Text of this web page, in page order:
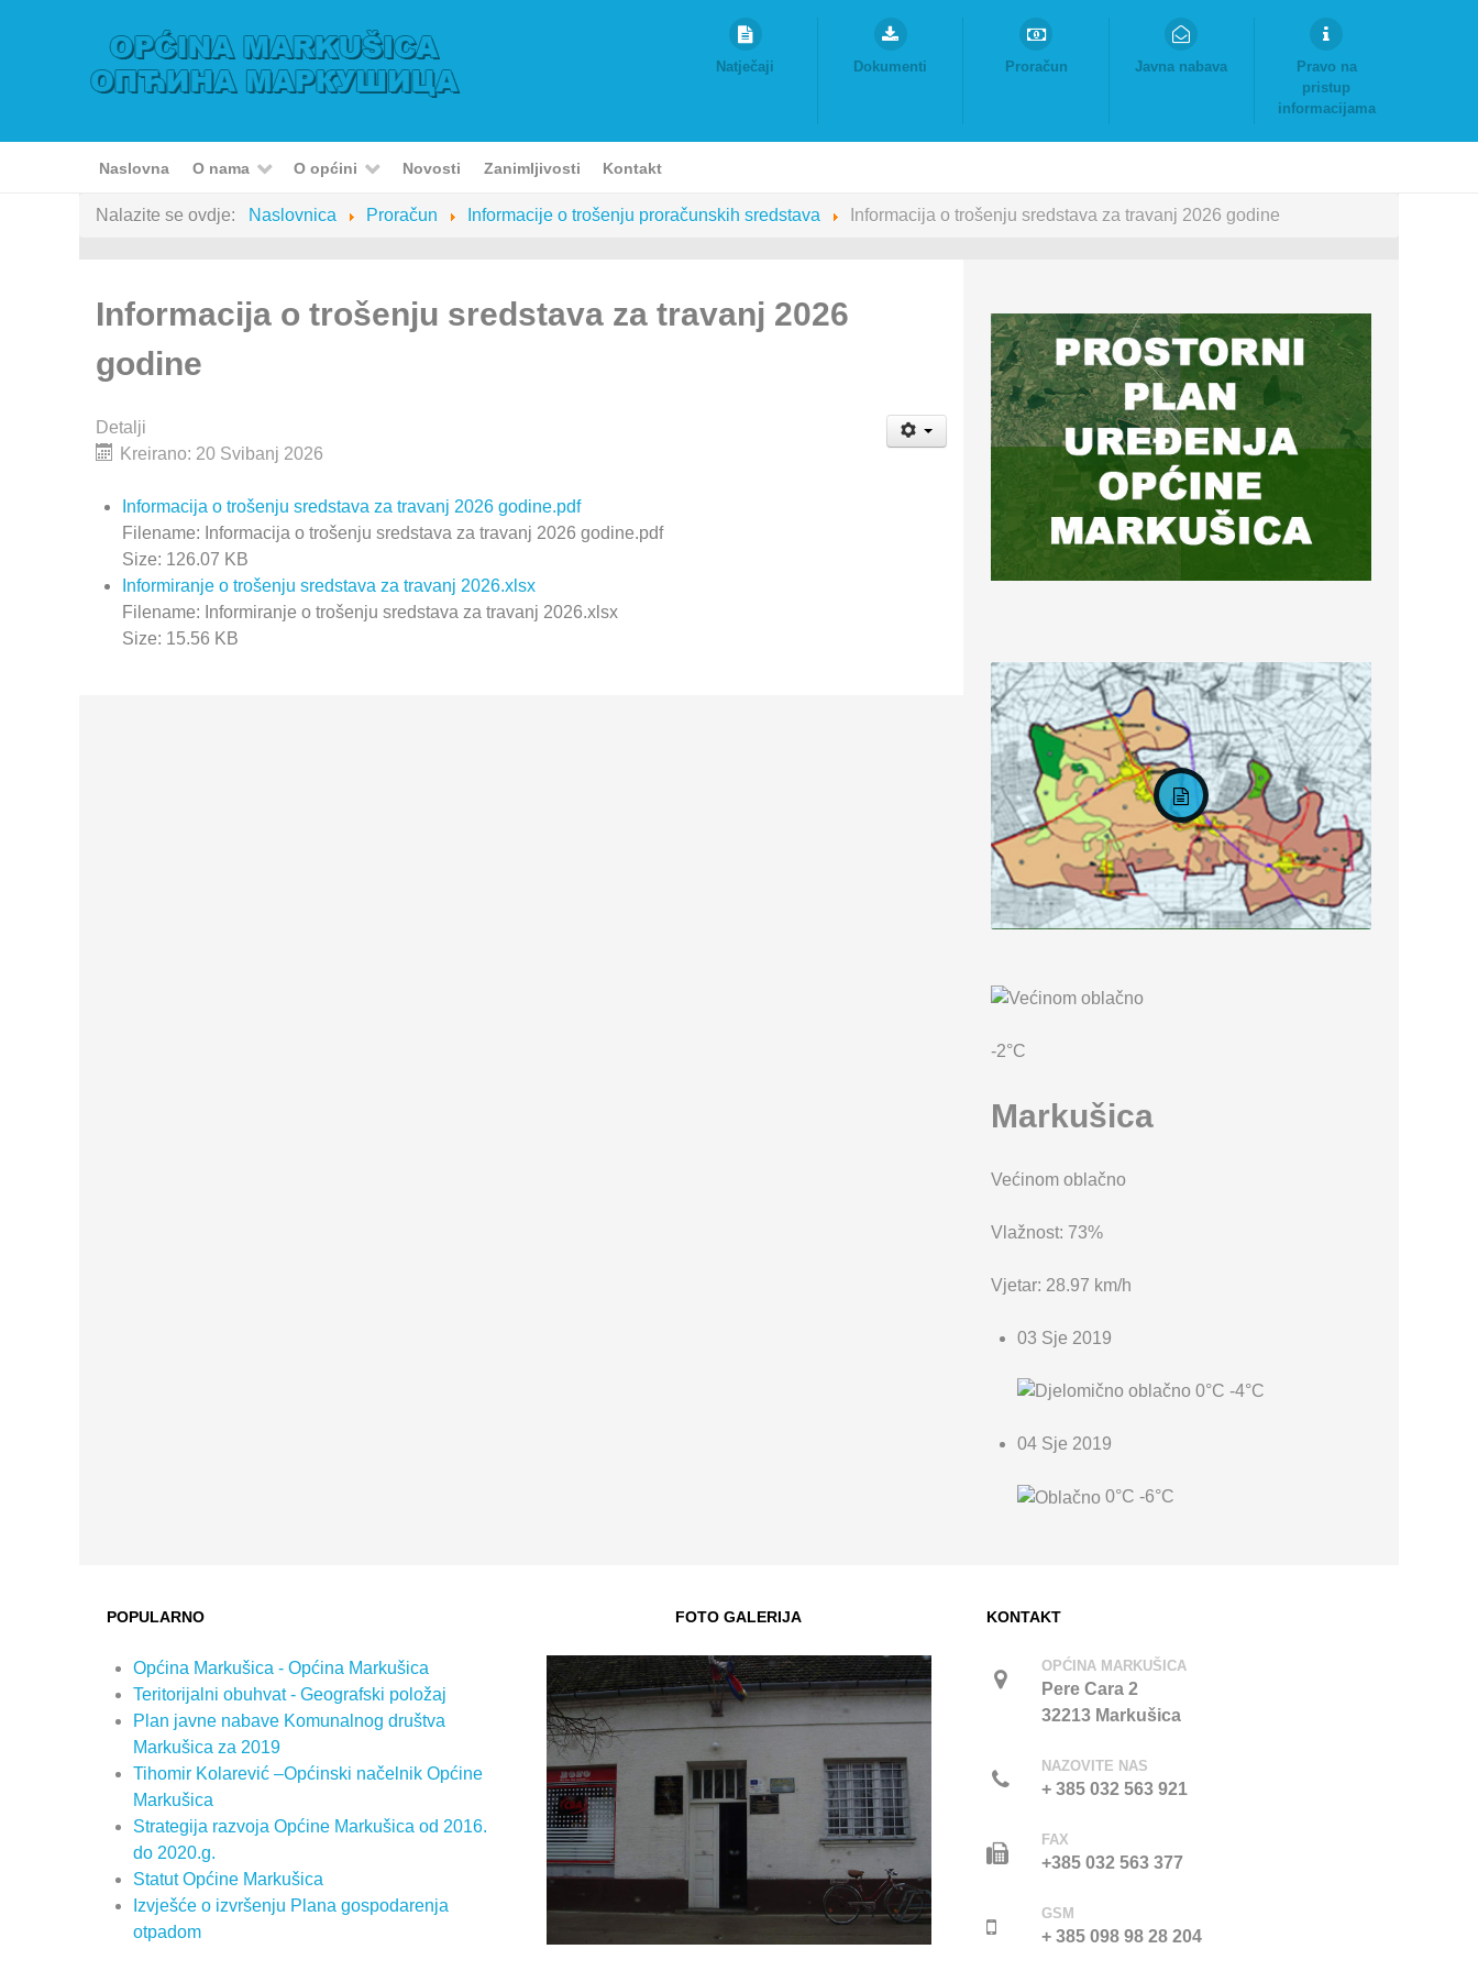
Natječaji Dokumenti Proračun Javna nabava
Pravo na
pristup
informacijama
Naslovna O nama O općini Novosti Zanimljivosti Kontakt
Nalazite se ovdje: Naslovnica Proračun Informacije o trošenju proračunskih sredstava Informacija o trošenju sredstava za travanj 2026 godine
Informacija o trošenju sredstava za travanj 2026
godine
Detalji
Kreirano: 20 Svibanj 2026
Informacija o trošenju sredstava za travanj 2026 godine.pdf
Filename: Informacija o trošenju sredstava za travanj 2026 godine.pdf
Size: 126.07 KB
Informiranje o trošenju sredstava za travanj 2026.xlsx
Filename: Informiranje o trošenju sredstava za travanj 2026.xlsx
Size: 15.56 KB
-2°C
Markušica
Većinom oblačno
Vlažnost: 73%
Vjetar: 28.97 km/h
03 Sje 2019
0°C -4°C
04 Sje 2019
0°C -6°C
POPULARNO
Općina Markušica - Općina Markušica
Teritorijalni obuhvat - Geografski položaj
Plan javne nabave Komunalnog društva
Markušica za 2019
Tihomir Kolarević –Općinski načelnik Općine
Markušica
Strategija razvoja Općine Markušica od 2016.
do 2020.g.
Statut Općine Markušica
Izvješće o izvršenju Plana gospodarenja
otpadom
FOTO GALERIJA KONTAKT
OPĆINA MARKUŠICA
Pere Cara 2
32213 Markušica
NAZOVITE NAS
+ 385 032 563 921
FAX
+385 032 563 377
GSM
+ 385 098 98 28 204